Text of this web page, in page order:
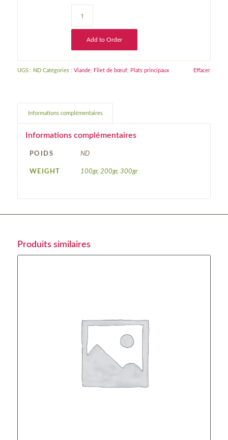
Effacer
Add to Order
UGS : ND Catégories : Viande, Filet de bœuf, Plats principaux
Informations complémentaires
Informations complémentaires
POIDS ND
WEIGHT 100gr, 200gr, 300gr
Produits similaires